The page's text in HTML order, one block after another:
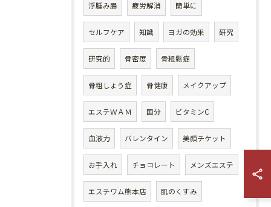
浮腫み腸 疲労解消 簡単に
セルフケア 知識 ヨガの効果 研究
研究的 骨密度 骨粗鬆症
骨粗しょう症 骨健康 メイクアップ
エステＷＡＭ 国分 ビタミンC
血液力 バレンタイン 美顔チケット
お手入れ チョコレート メンズエステ
エステワム熊本店 肌のくすみ